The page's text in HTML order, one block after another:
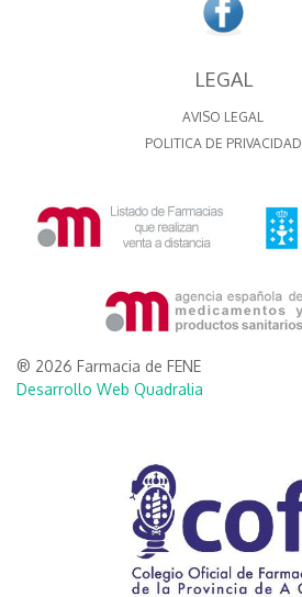
LEGAL
AVISO LEGAL
POLITICA DE PRIVACIDAD
® 2026 Farmacia de FENE
Desarrollo Web Quadralia